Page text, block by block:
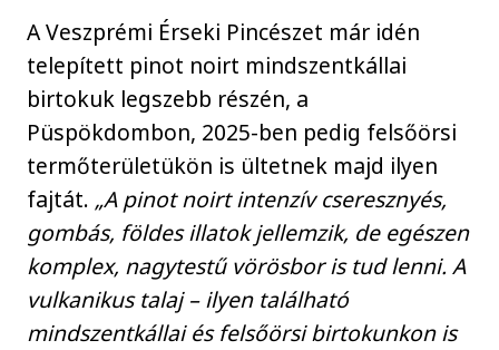
A Veszprémi Érseki Pincészet már idén
telepített pinot noirt mindszentkállai
birtokuk legszebb részén, a
Püspökdombon, 2025-ben pedig felsőörsi
termőterületükön is ültetnek majd ilyen
fajtát. „A pinot noirt intenzív cseresznyés,
gombás, földes illatok jellemzik, de egészen
komplex, nagytestű vörösbor is tud lenni. A
vulkanikus talaj – ilyen található
mindszentkállai és felsőörsi birtokunkon is